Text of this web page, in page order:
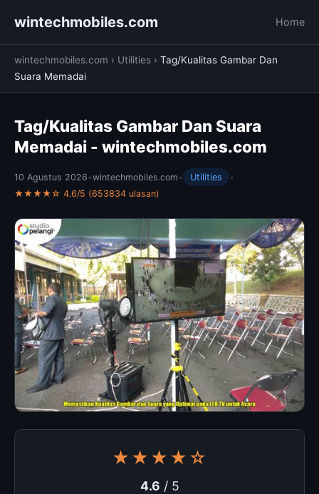
wintechmobiles.com Home
wintechmobiles.com › Utilities › Tag/Kualitas Gambar Dan
Suara Memadai
Tag/Kualitas Gambar Dan Suara
Memadai - wintechmobiles.com
10 Agustus 2026 •wintechmobiles.com • Utilities
•
★★★★☆ 4.6/5 (653834 ulasan)
★★★★☆
4.6 / 5